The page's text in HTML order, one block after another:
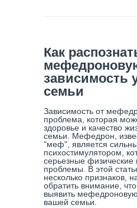
Как
зависимость
семьи
Зависимость от
проблема, которая
здоровье и качество
семьи. Мефедрон,
"меф", является
психостимулятором,
серьезные физические
проблемы. В этой
несколько признаков,
обратить внимание,
выявить
вашей семьи.